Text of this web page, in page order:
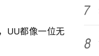
UU都像一位无